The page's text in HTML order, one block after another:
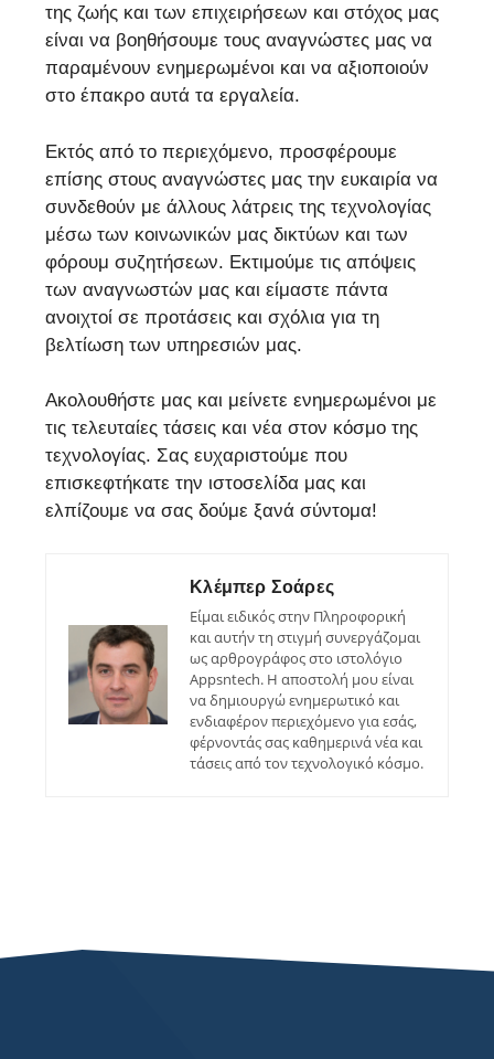
της ζωής και των επιχειρήσεων και στόχος μας
είναι να βοηθήσουμε τους αναγνώστες μας να
παραμένουν ενημερωμένοι και να αξιοποιούν
στο έπακρο αυτά τα εργαλεία.
Εκτός από το περιεχόμενο, προσφέρουμε
επίσης στους αναγνώστες μας την ευκαιρία να
συνδεθούν με άλλους λάτρεις της τεχνολογίας
μέσω των κοινωνικών μας δικτύων και των
φόρουμ συζητήσεων. Εκτιμούμε τις απόψεις
των αναγνωστών μας και είμαστε πάντα
ανοιχτοί σε προτάσεις και σχόλια για τη
βελτίωση των υπηρεσιών μας.
Ακολουθήστε μας και μείνετε ενημερωμένοι με
τις τελευταίες τάσεις και νέα στον κόσμο της
τεχνολογίας. Σας ευχαριστούμε που
επισκεφτήκατε την ιστοσελίδα μας και
ελπίζουμε να σας δούμε ξανά σύντομα!
Κλέμπερ Σοάρες
Είμαι ειδικός στην Πληροφορική
και αυτήν τη στιγμή συνεργάζομαι
ως αρθρογράφος στο ιστολόγιο
Appsntech. Η αποστολή μου είναι
να δημιουργώ ενημερωτικό και
ενδιαφέρον περιεχόμενο για εσάς,
φέρνοντάς σας καθημερινά νέα και
τάσεις από τον τεχνολογικό κόσμο.